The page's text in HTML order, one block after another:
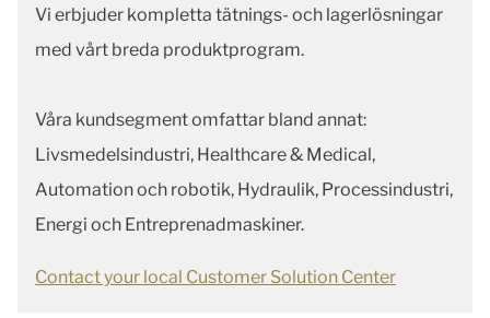
Vi erbjuder kompletta tätnings- och lagerlösningar
med vårt breda produktprogram.
Våra kundsegment omfattar bland annat:
Livsmedelsindustri, Healthcare & Medical,
Automation och robotik, Hydraulik, Processindustri,
Energi och Entreprenadmaskiner.
Contact your local Customer Solution Center